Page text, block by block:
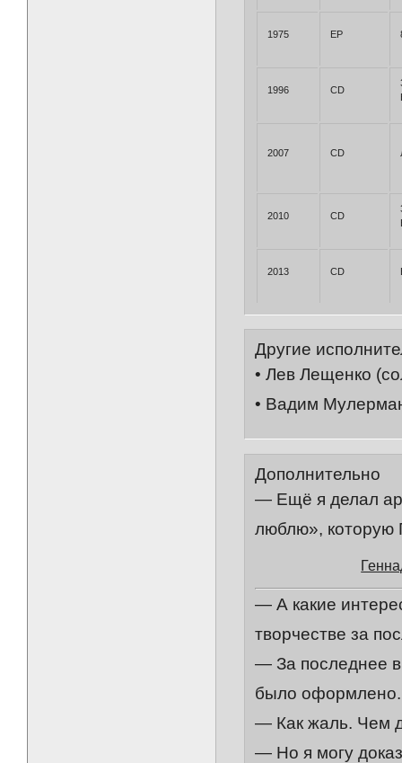
1975 EP
1996 CD
2007 CD
2010 CD
2013 CD
Другие
• Лев Лещенко
• Вадим
Дополнительно
— Ещё я делал
люблю», которую
— А какие
творчестве за
— За последнее
было оформлено.
— Как жаль. Чем
— Но я могу